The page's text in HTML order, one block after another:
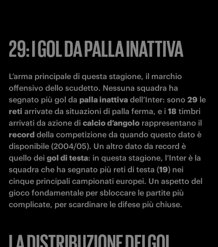
29: I GOL DA PALLA INATTIVA
L’arma principale di questa stagione, il marchio
offensivo dello scudetto. Nessuna squadra ha
segnato più gol da palla inattiva dell’Inter: sono 29
reti arrivate da situazioni di palla ferma, e i 18 timbri
arrivati da azione di calcio d’angolo
record della competizione da quando questo dato è
disponibile (2004/05). Un altro dato da record è
quello dei gol di testa: in questa stagione, l’Inter è la
squadra che ha segnato più reti di testa (19) nei
cinque principali campionati europei. Un aspetto del
gioco fondamentale per sbloccare le partite più
complicate, per scardinare le difese più chiuse.
LA DISTRIBUZIONE DEI GOL